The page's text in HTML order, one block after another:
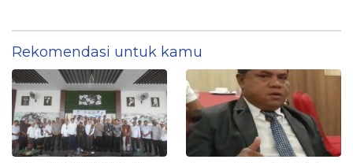
Rekomendasi untuk kamu